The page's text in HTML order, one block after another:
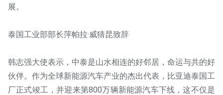
展。
泰国工业部部长萍帕拉·威猜昆致辞
韩志强大使表示，中泰是山水相连的好邻居，命运与共的好
伙伴。作为全球新能源汽车产业的杰出代表，比亚迪泰国工
厂正式竣工，并迎来第800万辆新能源汽车下线，这不仅是